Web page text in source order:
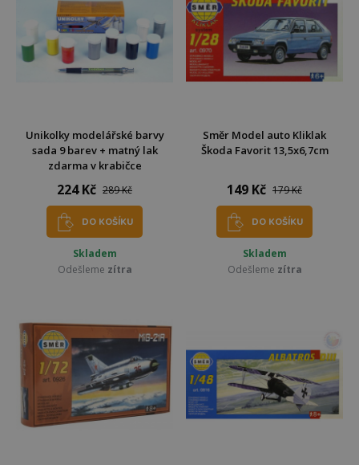
Unikolky modelářské barvy
sada 9 barev + matný lak
zdarma v krabičce
224 Kč 289 Kč
DO KOŠÍKU
Skladem
Odešleme zítra
Směr Model auto Kliklak
Škoda Favorit 13,5x6,7cm
149 Kč 179 Kč
DO KOŠÍKU
Skladem
Odešleme zítra